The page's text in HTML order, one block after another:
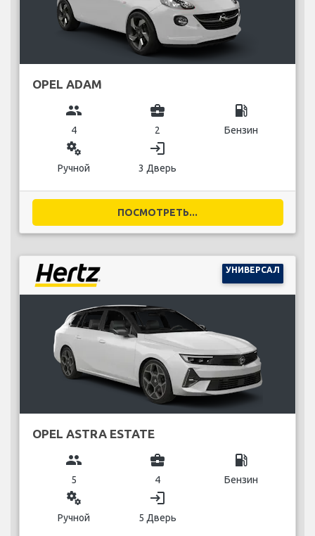
OPEL ADAM
group
4
business_center
2
local_gas_station
Бензин
miscellaneous_services
Ручной
login
3 Дверь
ПОСМОТРЕТЬ...
УНИВЕРСАЛ
OPEL ASTRA ESTATE
group
5
business_center
4
local_gas_station
Бензин
miscellaneous_services
Ручной
login
5 Дверь